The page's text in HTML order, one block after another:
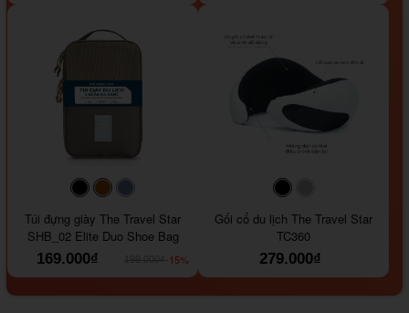
#000000#964B00
Túi đựng giày The Travel Star
SHB_02 Elite Duo Shoe Bag
169.000₫
-15%
Gối cổ du lịch The Travel Star
TC360
279.000₫